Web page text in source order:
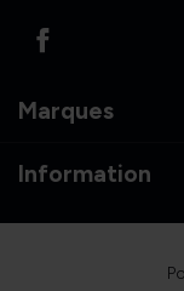
Marques
Information